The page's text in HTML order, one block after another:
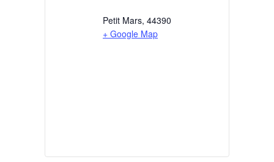
Petit Mars, 44390
+ Google Map